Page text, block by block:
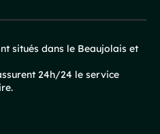
situés dans le Beaujolais et
24h/24 le service